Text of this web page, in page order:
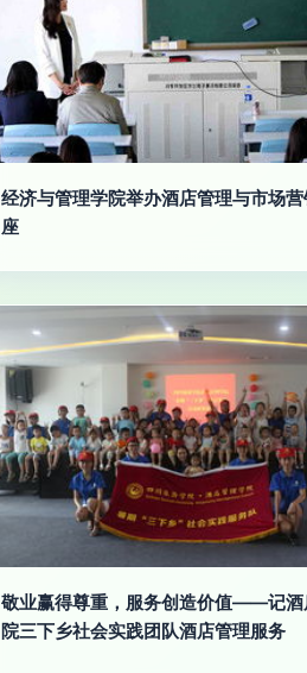
经济与管理学院举办酒店管理与市场
座
敬业赢得尊重，服务创造价值——记酒
院三下乡社会实践团队酒店管理服务